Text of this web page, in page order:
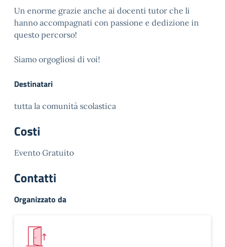
Un enorme grazie anche ai docenti tutor che li
hanno accompagnati con passione e dedizione in
questo percorso!
Siamo orgogliosi di voi!
Destinatari
tutta la comunità scolastica
Costi
Evento Gratuito
Contatti
Organizzato da